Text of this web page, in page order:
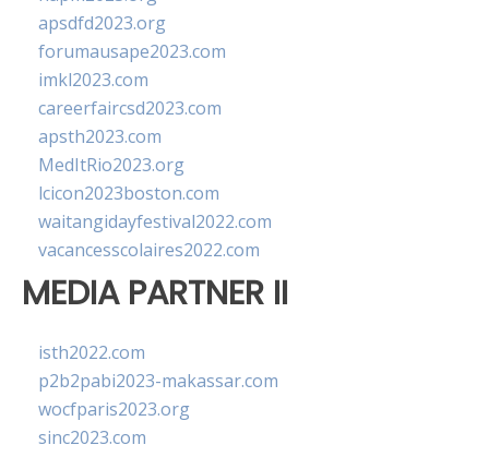
apsdfd2023.org
forumausape2023.com
imkl2023.com
careerfaircsd2023.com
apsth2023.com
MedItRio2023.org
lcicon2023boston.com
waitangidayfestival2022.com
vacancesscolaires2022.com
MEDIA PARTNER II
isth2022.com
p2b2pabi2023-makassar.com
wocfparis2023.org
sinc2023.com